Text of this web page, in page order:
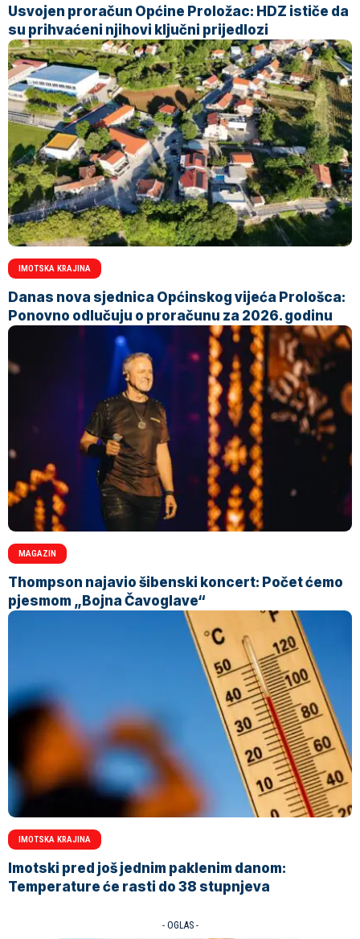
Usvojen proračun Općine Proložac: HDZ ističe da
su prihvaćeni njihovi ključni prijedlozi
IMOTSKA KRAJINA
Danas nova sjednica Općinskog vijeća Prološca:
Ponovno odlučuju o proračunu za 2026. godinu
MAGAZIN
Thompson najavio šibenski koncert: Počet ćemo
pjesmom „Bojna Čavoglave“
IMOTSKA KRAJINA
Imotski pred još jednim paklenim danom:
Temperature će rasti do 38 stupnjeva
- OGLAS -